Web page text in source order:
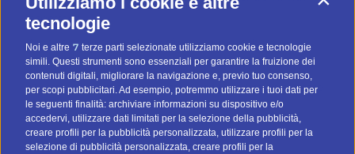
tecnologie
Noi e altre 7 terze parti selezionate utilizziamo cookie e tecnologie
simili. Questi strumenti sono essenziali per garantire la fruizione dei
contenuti digitali, migliorare la navigazione e, previo tuo consenso,
per scopi pubblicitari. Ad esempio, potremmo utilizzare i tuoi dati per
le seguenti finalità: archiviare informazioni su dispositivo e/o
accedervi, utilizzare dati limitati per la selezione della pubblicità,
creare profili per la pubblicità personalizzata, utilizzare profili per la
selezione di pubblicità personalizzata, creare profili per la
aspettano
Cinque modi originali per sfruttare un database di
contatti d’estate
Quattro consigli pratici per fare email marketing d’estate
CATEGORIE